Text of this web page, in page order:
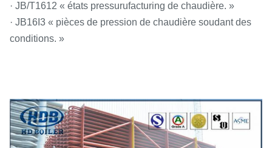
· JB/T1612 « états pressurufacturing de chaudière. »
· JB16I3 « pièces de pression de chaudière soudant des
conditions. »